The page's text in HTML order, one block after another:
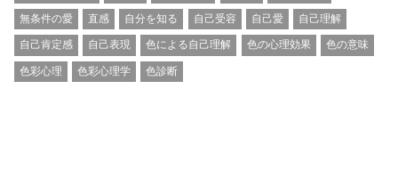
無条件の愛 直感 自分を知る 自己受容 自己愛 自己理解
自己肯定感 自己表現 色による自己理解 色の心理効果 色の意味
色彩心理 色彩心理学 色診断